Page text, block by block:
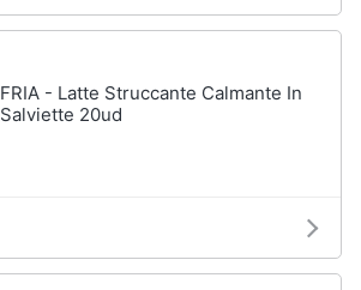
FRIA - Latte Struccante Calmante In
Salviette 20ud